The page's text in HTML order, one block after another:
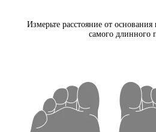
Измерьте расстояние от
самого длинного